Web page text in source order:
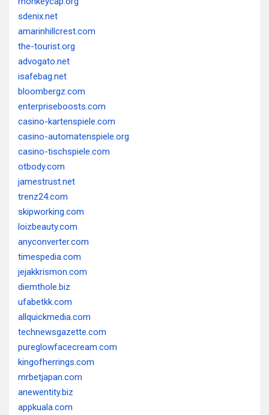
sdenix.net
amarinhillcrest.com
the-tourist.org
advogato.net
isafebag.net
bloombergz.com
enterpriseboosts.com
casino-kartenspiele.com
casino-automatenspiele.org
casino-tischspiele.com
otbody.com
jamestrust.net
trenz24.com
skipworking.com
loizbeauty.com
anyconverter.com
timespedia.com
jejakkrismon.com
diemthole.biz
ufabetkk.com
allquickmedia.com
technewsgazette.com
pureglowfacecream.com
kingofherrings.com
mrbetjapan.com
anewentity.biz
appkuala.com